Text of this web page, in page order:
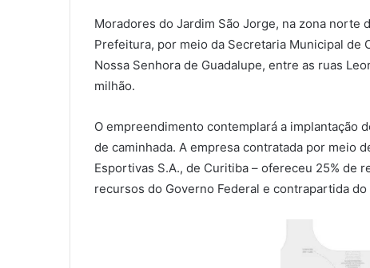
Moradores do Jardim São Jorge, na zona norte
Prefeitura, por meio da Secretaria Municipal de
Nossa Senhora de Guadalupe, entre as ruas
milhão.
O empreendimento contemplará a implantação
de caminhada. A empresa contratada por meio
Esportivas S.A., de Curitiba – ofereceu 25% de
recursos do Governo Federal e contrapartida